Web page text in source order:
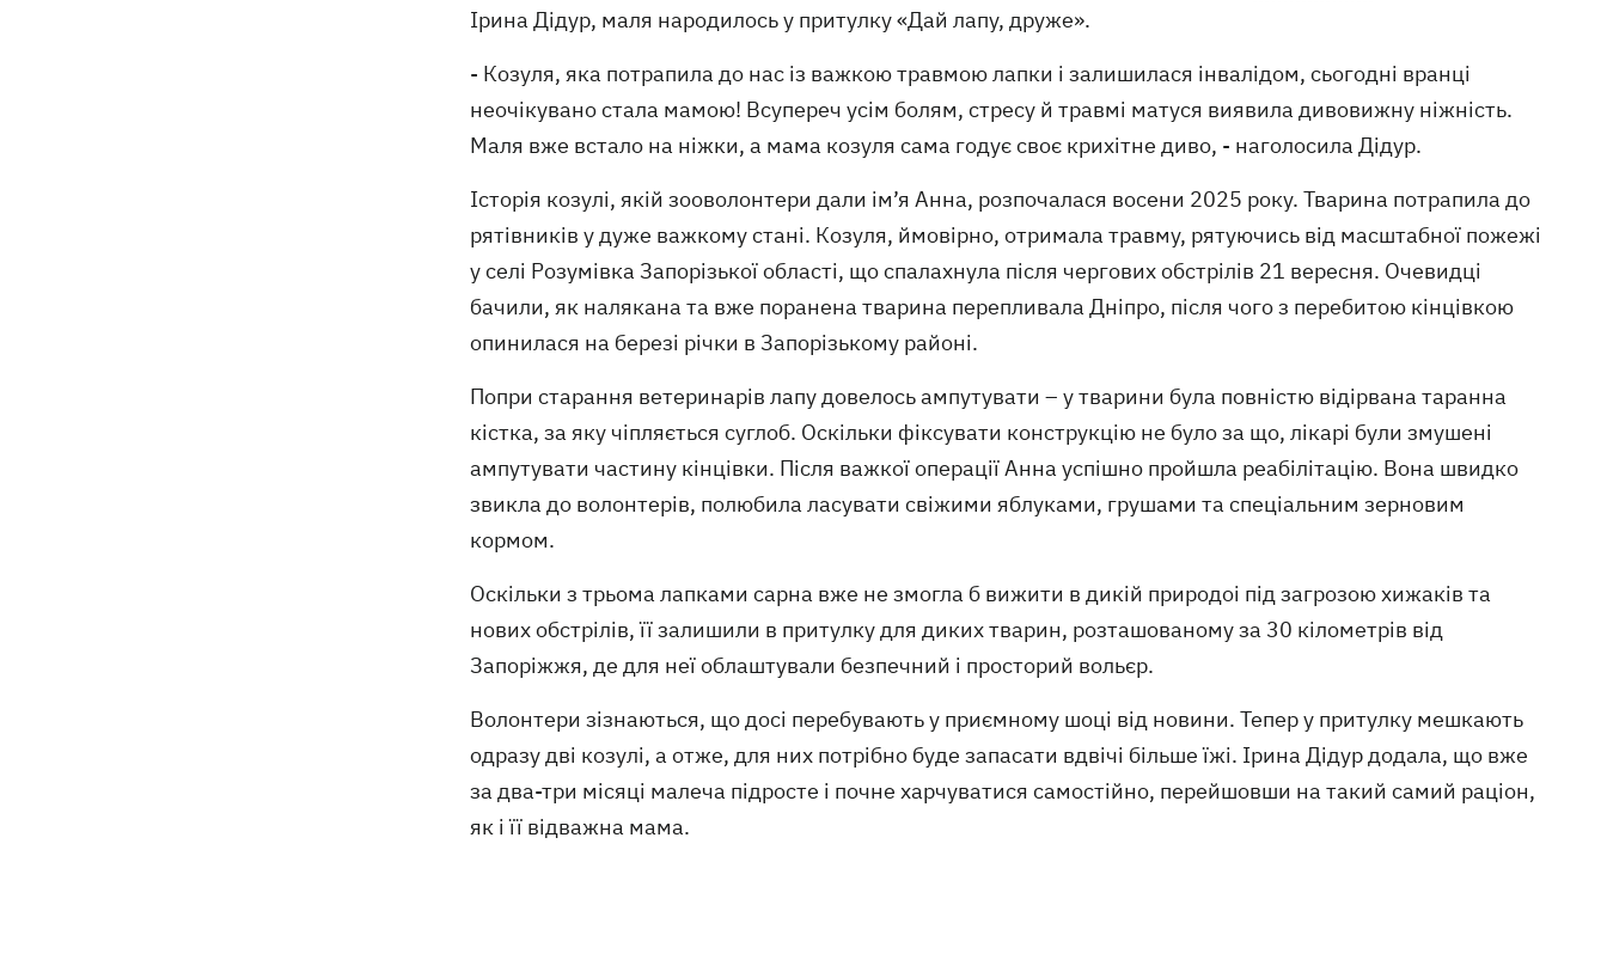
Ірина Дідур, маля народилось у притулку «Дай лапу, друже».
- Козуля, яка потрапила до нас із важкою травмою лапки і залишилася інвалідом, сьогодні вранці
неочікувано стала мамою! Всупереч усім болям, стресу й травмі матуся виявила дивовижну ніжність.
Маля вже встало на ніжки, а мама козуля сама годує своє крихітне диво, - наголосила Дідур.
Історія козулі, якій зооволонтери дали ім’я Анна, розпочалася восени 2025 року. Тварина потрапила до
рятівників у дуже важкому стані. Козуля, ймовірно, отримала травму, рятуючись від масштабної пожежі
у селі Розумівка Запорізької області, що спалахнула після чергових обстрілів 21 вересня. Очевидці
бачили, як налякана та вже поранена тварина перепливала Дніпро, після чого з перебитою кінцівкою
опинилася на березі річки в Запорізькому районі.
Попри старання ветеринарів лапу довелось ампутувати – у тварини була повністю відірвана таранна
кістка, за яку чіпляється суглоб. Оскільки фіксувати конструкцію не було за що, лікарі були змушені
ампутувати частину кінцівки. Після важкої операції Анна успішно пройшла реабілітацію. Вона швидко
звикла до волонтерів, полюбила ласувати свіжими яблуками, грушами та спеціальним зерновим
кормом.
Оскільки з трьома лапками сарна вже не змогла б вижити в дикій природоі під загрозою хижаків та
нових обстрілів, її залишили в притулку для диких тварин, розташованому за 30 кілометрів від
Запоріжжя, де для неї облаштували безпечний і просторий вольєр.
Волонтери зізнаються, що досі перебувають у приємному шоці від новини. Тепер у притулку мешкають
одразу дві козулі, а отже, для них потрібно буде запасати вдвічі більше їжі. Ірина Дідур додала, що вже
за два-три місяці малеча підросте і почне харчуватися самостійно, перейшовши на такий самий раціон,
як і її відважна мама.